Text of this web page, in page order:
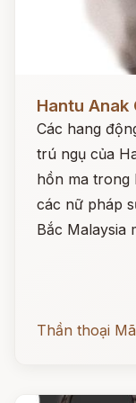
Hantu Anak
Các hang
trú ngụ của
hồn ma trong
các nữ pháp
Bắc Malaysia
Thần thoại